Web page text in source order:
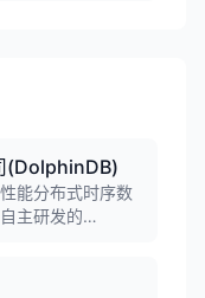
(DolphinDB)
能分布式时序数
主研发的
方案，核心代码